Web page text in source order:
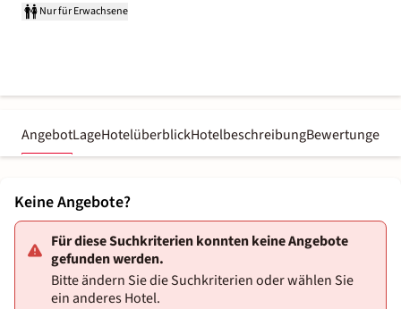
Nur für Erwachsene
AngebotLageHotelüberblickHotelbeschreibungBewertungen
Keine Angebote?
Für diese Suchkriterien konnten keine Angebote
gefunden werden.
Bitte ändern Sie die Suchkriterien oder wählen Sie
ein anderes Hotel.